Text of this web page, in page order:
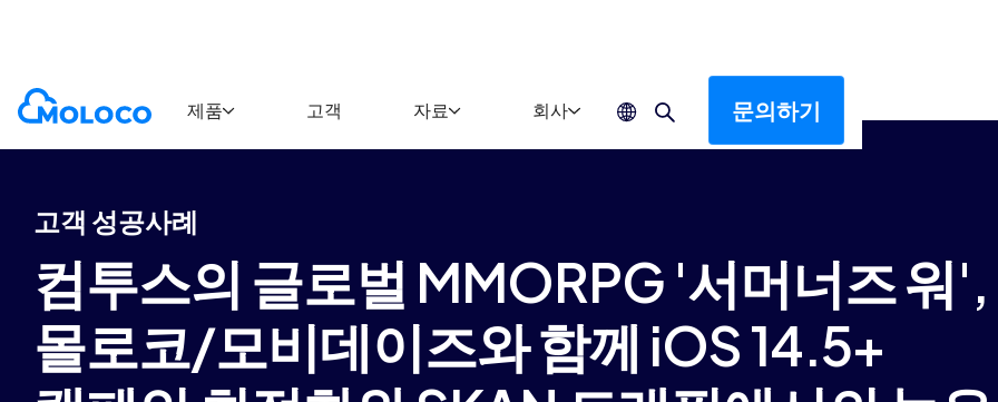
제품 고객 자료 회사 문의하기
Customers
고객 성공사례
컴투스의 글로벌 MMORPG '서머너즈 워',
몰로코/모비데이즈와 함께 iOS 14.5+